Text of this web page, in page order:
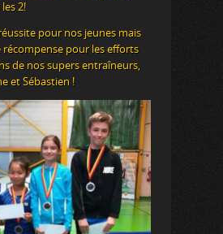
2!
pour nos jeunes mais
récompense pour les efforts
de nos supers entraîneurs,
et Sébastien !